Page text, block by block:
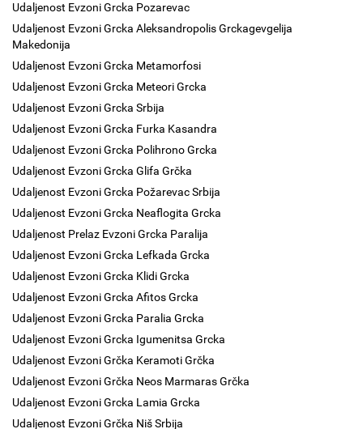
Udaljenost Evzoni Grcka Pozarevac
Udaljenost Evzoni Grcka Aleksandropolis Grckagevgelija
Makedonija
Udaljenost Evzoni Grcka Metamorfosi
Udaljenost Evzoni Grcka Meteori Grcka
Udaljenost Evzoni Grcka Srbija
Udaljenost Evzoni Grcka Furka Kasandra
Udaljenost Evzoni Grcka Polihrono Grcka
Udaljenost Evzoni Grcka Glifa Grčka
Udaljenost Evzoni Grcka Požarevac Srbija
Udaljenost Evzoni Grcka Neaflogita Grcka
Udaljenost Prelaz Evzoni Grcka Paralija
Udaljenost Evzoni Grcka Lefkada Grcka
Udaljenost Evzoni Grcka Klidi Grcka
Udaljenost Evzoni Grcka Afitos Grcka
Udaljenost Evzoni Grcka Paralia Grcka
Udaljenost Evzoni Grcka Igumenitsa Grcka
Udaljenost Evzoni Grčka Keramoti Grčka
Udaljenost Evzoni Grčka Neos Marmaras Grčka
Udaljenost Evzoni Grcka Lamia Grcka
Udaljenost Evzoni Grčka Niš Srbija